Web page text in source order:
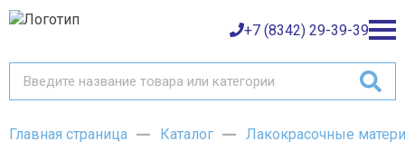
+7 (8342) 29-39-39
Каталог товаров
Главная страница Каталог Лакокрасочные